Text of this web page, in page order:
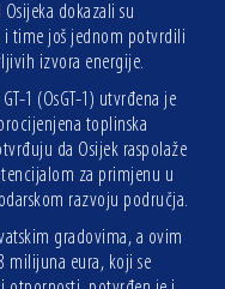
dokazali su
time još jednom potvrdili
izvora energije.
1 (OsGT-1) utvrđena je
toplinska
da Osijek raspolaže
za primjenu u
razvoju područja.
gradovima, a ovim
milijuna eura, koji se